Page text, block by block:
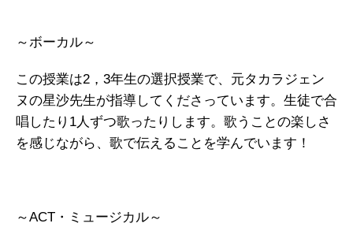
～ボーカル～
この授業は2，3年生の選択授業で、元タカラジェン
ヌの星沙先生が指導してくださっています。生徒で合
唱したり1人ずつ歌ったりします。歌うことの楽しさ
を感じながら、歌で伝えることを学んでいます！
～ACT・ミュージカル～